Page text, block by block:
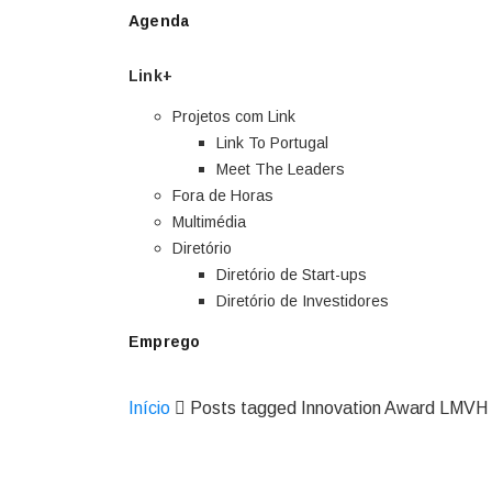
Agenda
Link+
Projetos com Link
Link To Portugal
Meet The Leaders
Fora de Horas
Multimédia
Diretório
Diretório de Start-ups
Diretório de Investidores
Emprego
Início Posts tagged Innovation Award LMVH